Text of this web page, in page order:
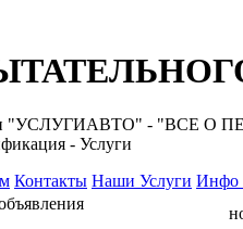
"УСЛУГИАВТО" -
- Услуги
Контакты Наши Услуги Инфо